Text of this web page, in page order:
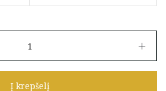
Į krepšelį